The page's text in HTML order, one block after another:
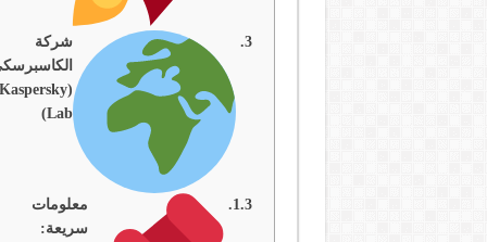
شركة
(Kaspersky
Lab)
معلومات
سريعة: